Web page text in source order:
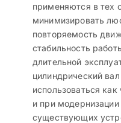
применяются в тех
минимизировать
повторяемость
стабильность
длительной
цилиндрический
использоваться
и при
существующих